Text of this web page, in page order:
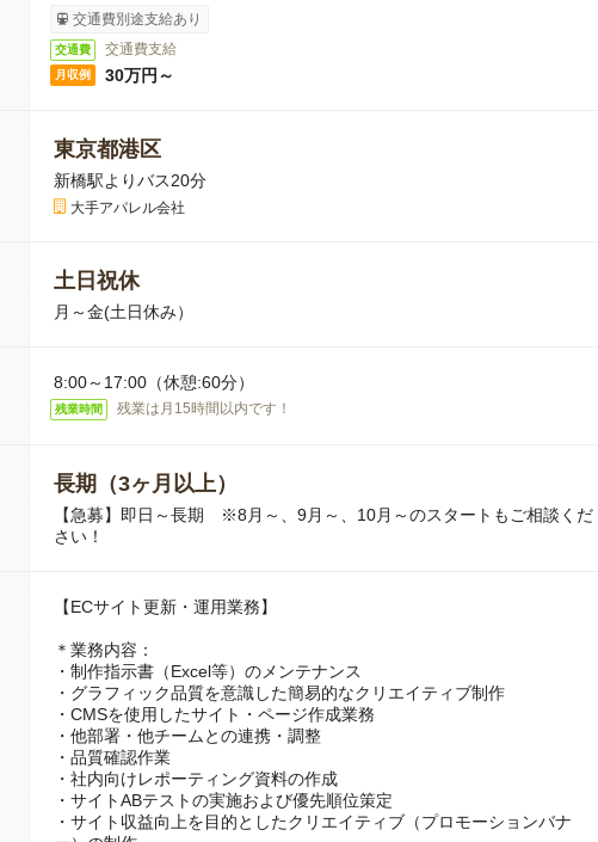
交通費別途支給あり
交通費 交通費支給
月収例 30万円～
東京都港区
新橋駅よりバス20分
大手アパレル会社
土日祝休
月～金(土日休み）
8:00～17:00（休憩:60分）
残業時間 残業は月15時間以内です！
長期（3ヶ月以上）
【急募】即日～長期 ※8月～、9月～、10月～のスタートもご相談くだ
さい！
【ECサイト更新・運用業務】
＊業務内容：
・制作指示書（Excel等）のメンテナンス
・グラフィック品質を意識した簡易的なクリエイティブ制作
・CMSを使用したサイト・ページ作成業務
・他部署・他チームとの連携・調整
・品質確認作業
・社内向けレポーティング資料の作成
・サイトABテストの実施および優先順位策定
・サイト収益向上を目的としたクリエイティブ（プロモーションバナ